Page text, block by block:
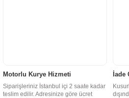
Gömme Led Aydınlatma Ana Profil 30cm
Motorlu Kurye Hizmeti
Siparişleriniz İstanbul içi 2 saate kadar
teslim edilir. Adresinize göre ücret
İade